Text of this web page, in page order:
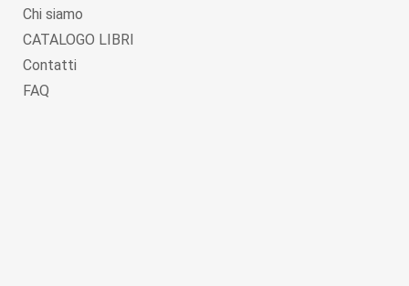
Chi siamo
CATALOGO LIBRI
Contatti
FAQ